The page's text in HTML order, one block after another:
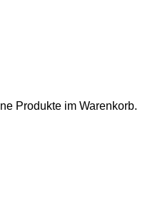
Produkte im Warenkorb.